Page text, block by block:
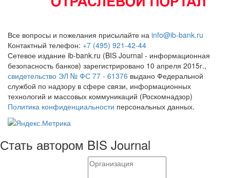
Все вопросы и пожелания присылайте на info@ib-bank.ru
Контактный телефон: +7 (495) 921-42-44
Сетевое издание ib-bank.ru (BIS Journal - информационная
безопасность банков) зарегистрировано 10 апреля 2015г.,
свидетельство ЭЛ № ФС 77 - 61376 выдано Федеральной
службой по надзору в сфере связи, информационных
технологий и массовых коммуникаций (Роскомнадзор)
Политика конфиденциальности персональных данных.
Стать автором BIS Journal